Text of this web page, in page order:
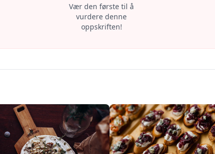
Vær den første til å
vurdere denne
oppskriften!